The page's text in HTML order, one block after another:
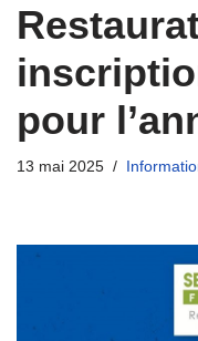
pour
13 mai 2025